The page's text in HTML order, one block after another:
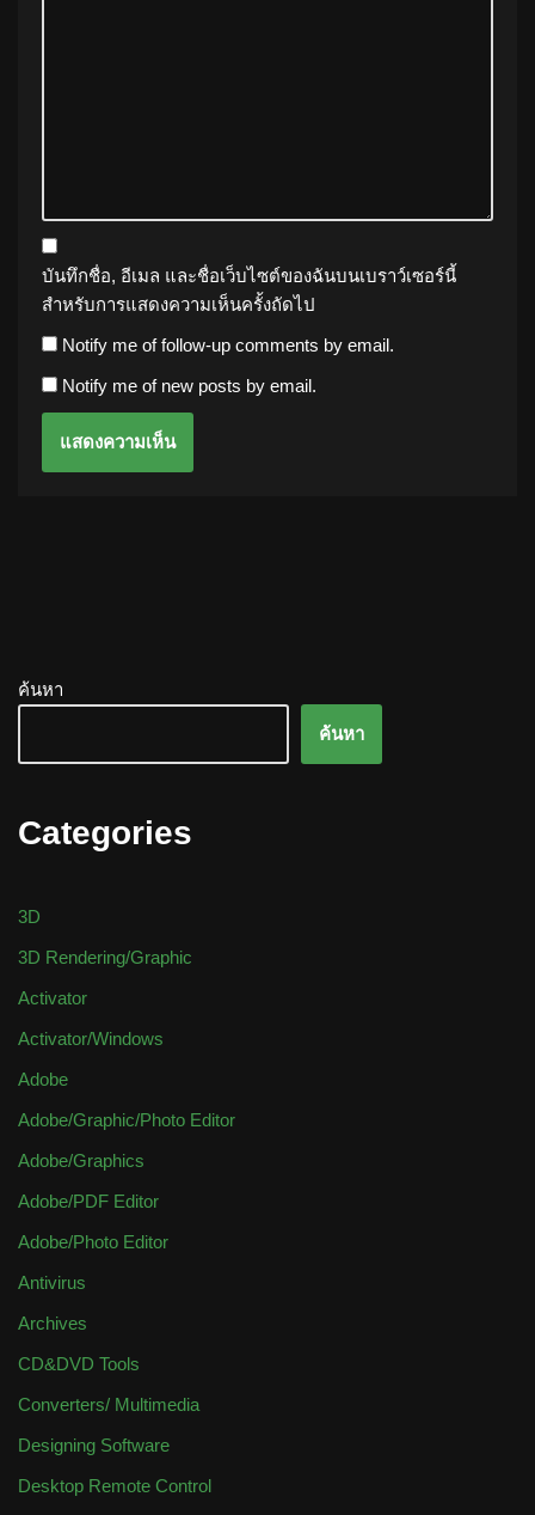
บันทึกชื่อ, อีเมล และชื่อเว็บไซต์ของฉันบนเบราว์เซอร์นี้
สำหรับการแสดงความเห็นครั้งถัดไป
Notify me of follow-up comments by email.
Notify me of new posts by email.
ค้นหา
ค้นหา
Categories
3D
3D Rendering/Graphic
Activator
Activator/Windows
Adobe
Adobe/Graphic/Photo Editor
Adobe/Graphics
Adobe/PDF Editor
Adobe/Photo Editor
Antivirus
Archives
CD&DVD Tools
Converters/ Multimedia
Designing Software
Desktop Remote Control